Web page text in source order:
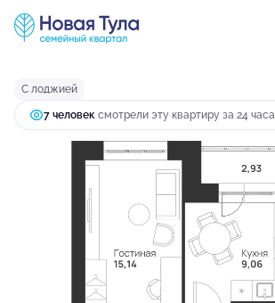
1-комнатная34.07 м
Ипотекаот 14 593 руб.
С лоджией
7 человек смотрели эту квартиру за 24 часа